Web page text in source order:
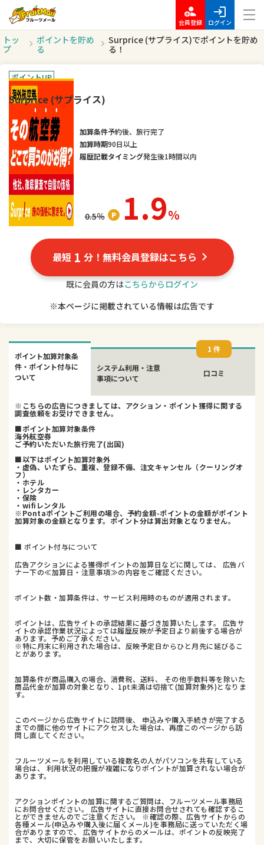
会員登録 ログイン
トッ
プ
ポイントを貯め
る
Surprice (サプライス)でポイントを貯め
る！
ポイントUP
Surprice (サプライス)
0.5％ 1.9％
加算条件予約後、旅行完了
加算時期90日以上
履歴記載タイミング発生後1時間以内
最短 1 分！無料会員登録はこちら
既に会員の方はこちらからログイン
※本ページに掲載されている情報は広告です
ポイント加算対象条
件・ポイント付与に
ついて
システム利用・注意
事項について
口コミ
1 件
※こちらの広告につきましては、アクション・ポイント獲得に関する
調査依頼をお受けできません。
■ポイント加算対象条件
海外航空券
ご予約いただいた旅行完了(出国)
■以下はポイント加算対象外
・虚偽、いたずら、重複、登録不備、注文キャンセル（クーリングオ
フ）
・ホテル
・レンタカー
・保険
・wifiレンタル
※Pontaポイントご利用の場合、予約金額-ポイントの金額がポイント
加算対象の金額となります。ポイント分は算出対象となりません。
■ ポイント付与について
広告アクションによる獲得ポイントの加算日などに関しては、 広告バ
ナー下の≪加算日・注意事項≫の内容をご確認ください。
ポイント数・加算条件は、サービス利用時のものが適用されます。
ポイントは、広告サイトの承認結果に基づき加算いたします。 広告サ
イトの承認作業状況によっては履歴反映が予定日より前後する場合が
あります。予めご了承ください。
※特に月末に利用された場合は、反映予定日からひと月先に延びるこ
とがあります。
加算条件が商品購入の場合、消費税、送料、 その他手数料等を除いた
商品代金が加算の対象となり、1pt未満は切捨て(加算対象外)となりま
す。
このページから広告サイトに訪問後、 申込みや購入手続きが完了する
までの間に他のサイトにアクセスした場合は、再度このページから訪
問し直してください。
フルーツメールを利用している複数名の人がパソコンを共有している
場合は、 利用状況の把握が複雑になりポイントが加算されない場合が
あります。
アクションポイントの加算に関するご質問は、フルーツメール事務局
にお問合せください。 広告サイトに直接お問合せされても確認するこ
とができませんのでご注意ください。 ※確認の際、広告サイトからの
各種メール(申込みや購入後に届くメール)を事務局に送っていただく場
合がありますので、 広告サイトからのメールは、ポイントの反映完了
まで、大切に保管をお願いいたします。